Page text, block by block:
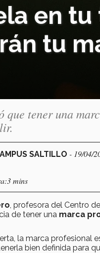
en
tu
que tener una
SALTILLO - 19/04/
mins
, profesora del Centro
de tener una marca
la marca profesional
bien definida para